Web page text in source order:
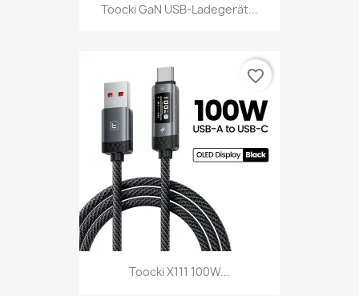
Toocki GaN USB-Ladegerät...
Toocki X111 100W...
favorite_border